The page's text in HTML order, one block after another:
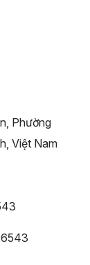
Phường
Việt Nam